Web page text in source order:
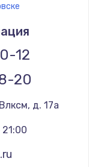
12
20
д. 17а